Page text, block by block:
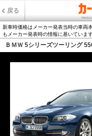
戻る
新車時価格はメーカー発表当時の車両
もメーカー発表時の情報に基いています
ＢＭＷ 5シリーズツーリング